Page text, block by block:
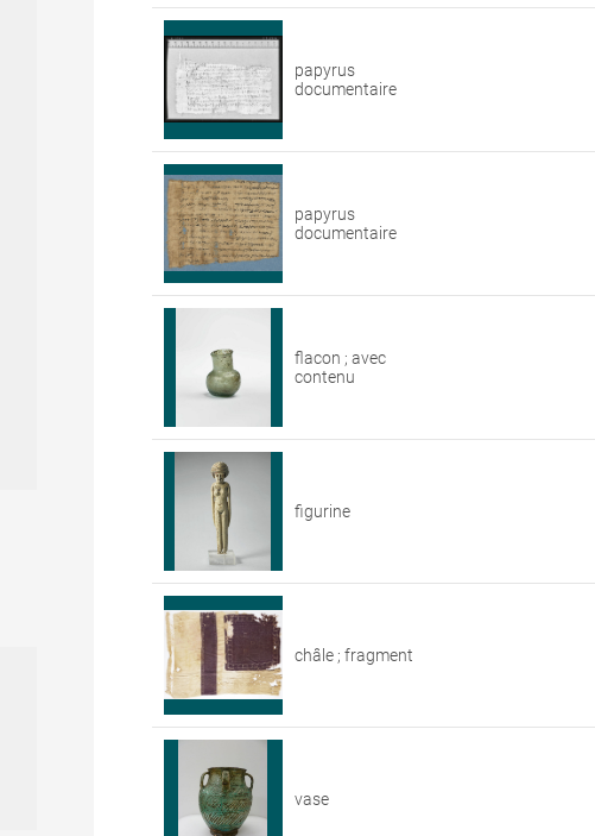
papyrus
documentaire
papyrus
documentaire
flacon ; avec
contenu
figurine
châle ; fragment
vase